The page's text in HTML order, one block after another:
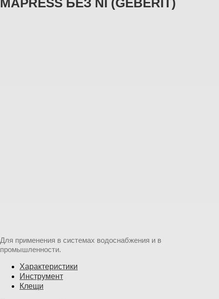
MAPRESS БЕЗ NI (GEBERIT)
Для применения в системах водоснабжения и в
промышленности.
Характеристики
Инструмент
Клещи